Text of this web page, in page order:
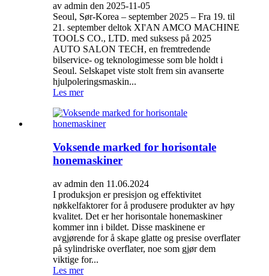
av admin den 2025-11-05
Seoul, Sør-Korea – september 2025 – Fra 19. til
21. september deltok XI'AN AMCO MACHINE
TOOLS CO., LTD. med suksess på 2025
AUTO SALON TECH, en fremtredende
bilservice- og teknologimesse som ble holdt i
Seoul. Selskapet viste stolt frem sin avanserte
hjulpoleringsmaskin...
Les mer
Voksende marked for horisontale
honemaskiner
av admin den 11.06.2024
I produksjon er presisjon og effektivitet
nøkkelfaktorer for å produsere produkter av høy
kvalitet. Det er her horisontale honemaskiner
kommer inn i bildet. Disse maskinene er
avgjørende for å skape glatte og presise overflater
på sylindriske overflater, noe som gjør dem
viktige for...
Les mer